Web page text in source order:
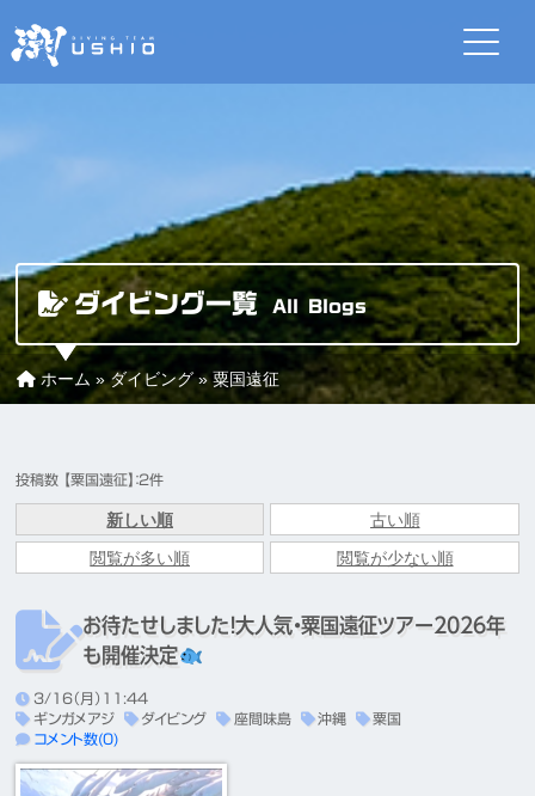
ダイビング一覧 All Blogs
ホーム » ダイビング»粟国遠征
投稿数 【粟国遠征】：2件
お待たせしました！大人気・粟国遠征ツアー2026年
も開催決定
3/16（月）11:44
ギンガメアジ
ダイビング 座間味島 沖縄
粟国
コメント数(0)